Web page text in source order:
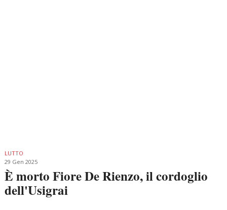
LUTTO
29 Gen 2025
È morto Fiore De Rienzo, il cordoglio
dell'Usigrai